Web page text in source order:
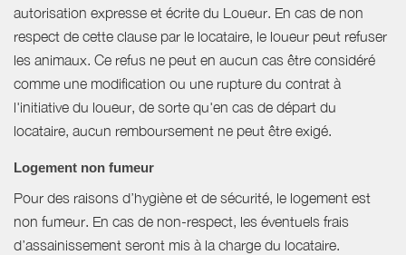
autorisation expresse et écrite du Loueur. En cas de non
respect de cette clause par le locataire, le loueur peut refuser
les animaux. Ce refus ne peut en aucun cas être considéré
comme une modification ou une rupture du contrat à
l'initiative du loueur, de sorte qu'en cas de départ du
locataire, aucun remboursement ne peut être exigé.
Logement non fumeur
Pour des raisons d’hygiène et de sécurité, le logement est
non fumeur. En cas de non-respect, les éventuels frais
d’assainissement seront mis à la charge du locataire.